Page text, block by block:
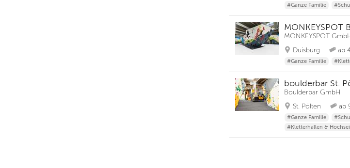
#Ganze Familie
MONKEYSPOT
MONKEYSPOT
Duisburg
ab
#Ganze Familie
boulderbar St.
Boulderbar GmbH
St. Pölten
ab
#Ganze Familie
#Kletterhallen &